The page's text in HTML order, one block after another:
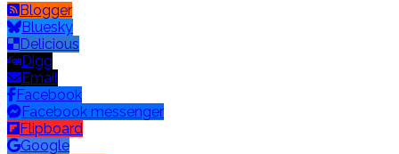
Blogger
Bluesky
Delicious
Digg
Email
Facebook
Facebook messenger
Flipboard
Google